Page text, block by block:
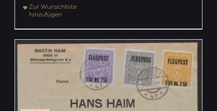
Zur Wunschliste
hinzufügen